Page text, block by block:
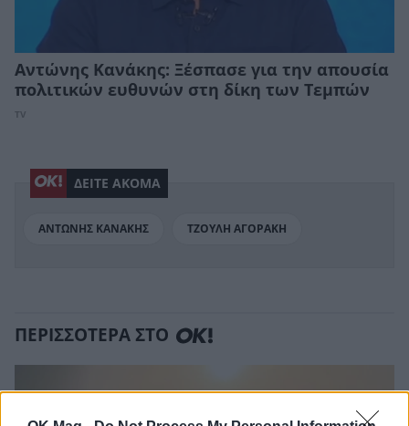
Αντώνης Κανάκης: Ξέσπασε για την απουσία
πολιτικών ευθυνών στη δίκη των Τεμπών
TV
ΔΕΙΤΕ ΑΚΟΜΑ
ΑΝΤΩΝΗΣ ΚΑΝΑΚΗΣ ΤΖΟΥΛΗ ΑΓΟΡΑΚΗ
ΠΕΡΙΣΣΟΤΕΡΑ ΣΤΟ